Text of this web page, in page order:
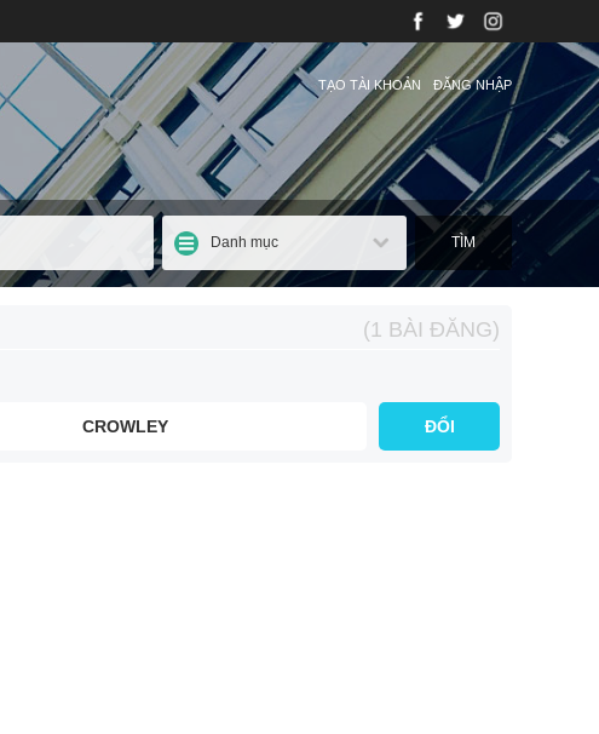
ĐĂNG NHẬP
TẠO TÀI KHOẢN
Danh mục TÌM
(1 BÀI ĐĂNG)
CROWLEY ĐỔI